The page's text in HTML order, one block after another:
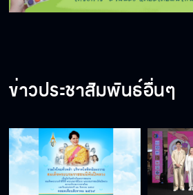
ข่าวประชาสัมพันธ์อื่นๆ